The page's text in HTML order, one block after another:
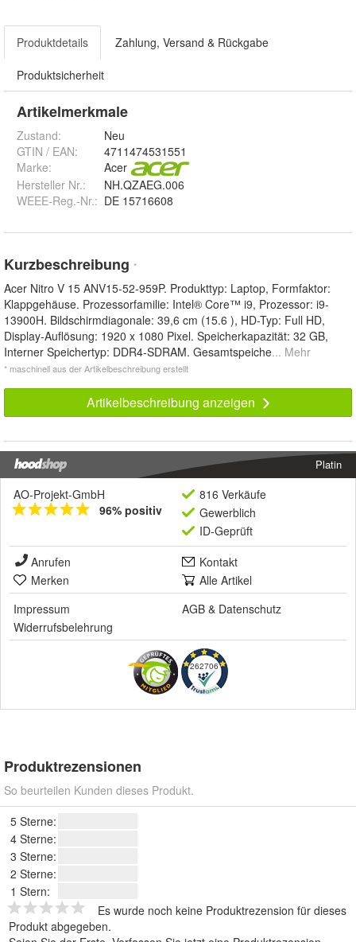
Produktdetails Zahlung, Versand & Rückgabe
Produktsicherheit
Artikelmerkmale
Zustand:
Neu
GTIN / EAN:
4711474531551
Marke:
Acer
Hersteller Nr.:
NH.QZAEG.006
WEEE-Reg.-Nr.: DE 15716608
Kurzbeschreibung *
Acer Nitro V 15 ANV15-52-959P. Produkttyp: Laptop, Formfaktor:
Klappgehäuse. Prozessorfamilie: Intel® Core™ i9, Prozessor: i9-
13900H. Bildschirmdiagonale: 39,6 cm (15.6 ), HD-Typ: Full HD,
Display-Auflösung: 1920 x 1080 Pixel. Speicherkapazität: 32 GB,
Interner Speichertyp: DDR4-SDRAM. Gesamtspeiche... Mehr
* maschinell aus der Artikelbeschreibung erstellt
Artikelbeschreibung anzeigen
Platin
AO-Projekt-GmbH
96% positiv
816 Verkäufe
Gewerblich
ID-Geprüft
Anrufen
Kontakt
Merken
Alle Artikel
Impressum
AGB & Datenschutz
Widerrufsbelehrung
262706
Produktrezensionen
So beurteilen Kunden dieses Produkt.
5 Sterne:
4 Sterne:
3 Sterne:
2 Sterne:
1 Stern:
Es wurde noch keine Produktrezension für dieses
Produkt abgegeben.